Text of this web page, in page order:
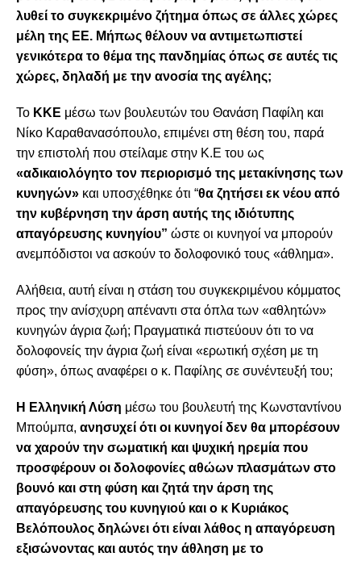
λυθεί το συγκεκριμένο ζήτημα όπως σε άλλες χώρες
μέλη της ΕΕ. Μήπως θέλουν να αντιμετωπιστεί
γενικότερα το θέμα της πανδημίας όπως σε αυτές τις
χώρες, δηλαδή με την ανοσία της αγέλης;
Το ΚΚΕ μέσω των βουλευτών του Θανάση Παφίλη και
Νίκο Καραθανασόπουλο, επιμένει στη θέση του, παρά
την επιστολή που στείλαμε στην Κ.Ε του ως
«αδικαιολόγητο τον περιορισμό της μετακίνησης των
κυνηγών» και υποσχέθηκε ότι “θα ζητήσει εκ νέου από
την κυβέρνηση την άρση αυτής της ιδιότυπης
απαγόρευσης κυνηγίου” ώστε οι κυνηγοί να μπορούν
ανεμπόδιστοι να ασκούν το δολοφονικό τους «άθλημα».
Αλήθεια, αυτή είναι η στάση του συγκεκριμένου κόμματος
προς την ανίσχυρη απέναντι στα όπλα των «αθλητών»
κυνηγών άγρια ζωή; Πραγματικά πιστεύουν ότι το να
δολοφονείς την άγρια ζωή είναι «ερωτική σχέση με τη
φύση», όπως αναφέρει ο κ. Παφίλης σε συνέντευξή του;
Η Ελληνική Λύση μέσω του βουλευτή της Κωνσταντίνου
Μπούμπα, ανησυχεί ότι οι κυνηγοί δεν θα μπορέσουν
να χαρούν την σωματική και ψυχική ηρεμία που
προσφέρουν οι δολοφονίες αθώων πλασμάτων στο
βουνό και στη φύση και ζητά την άρση της
απαγόρευσης του κυνηγιού και ο κ Κυριάκος
Βελόπουλος δηλώνει ότι είναι λάθος η απαγόρευση
εξισώνοντας και αυτός την άθληση με το